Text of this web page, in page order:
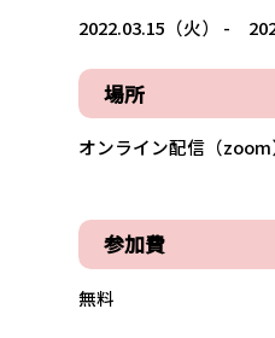
2022.03.15（火） -
場所
オンライン配信（zoom
参加費
無料